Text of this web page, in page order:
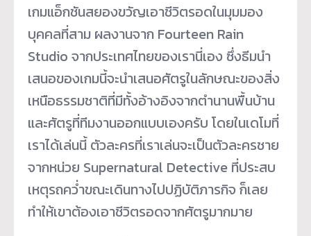
เกมแอ็กชันสยองขวัญเอาชีวิตรอดในมุมมอง
บุคคลที่สาม ผลงานจาก Fourteen Rain
Studio จากประเทศไทยของเรานี่เอง ซึ่งธีมนำ
เสนอของเกมนี้จะนำเสนอศัตรูในลักษณะของสิ่ง
เหนือธรรมชาติที่มีทั้งอ้างอิงจากตำนานพื้นบ้าน
และศัตรูที่ทีมงานออกแบบเองครับ โดยในเดโมที่
เราได้เล่นนี้ ตัวละครที่เราเล่นจะเป็นตัวละครชาย
จากหน่วย Supernatural Detective ที่ประสบ
เหตุรถคว่ำขณะเดินทางไปปฏิบัติภารกิจ ก็เลย
ทำให้เขาต้องเอาชีวิตรอดจากศัตรูมากมาย